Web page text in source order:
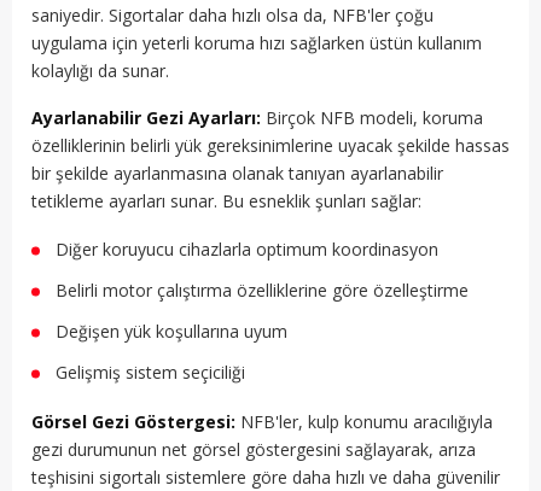
saniyedir. Sigortalar daha hızlı olsa da, NFB'ler çoğu
uygulama için yeterli koruma hızı sağlarken üstün kullanım
kolaylığı da sunar.
Ayarlanabilir Gezi Ayarları: Birçok NFB modeli, koruma
özelliklerinin belirli yük gereksinimlerine uyacak şekilde hassas
bir şekilde ayarlanmasına olanak tanıyan ayarlanabilir
tetikleme ayarları sunar. Bu esneklik şunları sağlar:
Diğer koruyucu cihazlarla optimum koordinasyon
Belirli motor çalıştırma özelliklerine göre özelleştirme
Değişen yük koşullarına uyum
Gelişmiş sistem seçiciliği
Görsel Gezi Göstergesi: NFB'ler, kulp konumu aracılığıyla
gezi durumunun net görsel göstergesini sağlayarak, arıza
teşhisini sigortalı sistemlere göre daha hızlı ve daha güvenilir